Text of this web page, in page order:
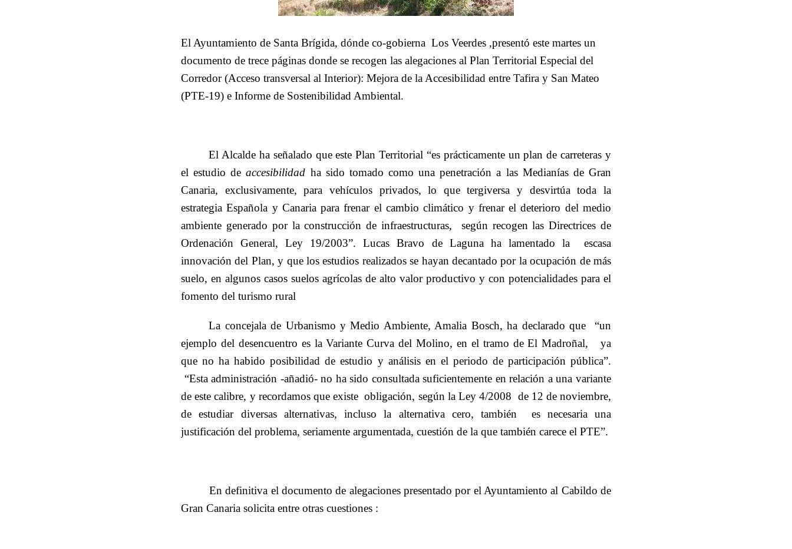
El Ayuntamiento de Santa Brígida, dónde co-gobierna Los Veerdes ,presentó este martes un
documento de trece páginas donde se recogen las alegaciones al Plan Territorial Especial del
Corredor (Acceso transversal al Interior): Mejora de la Accesibilidad entre Tafira y San Mateo
(PTE-19) e Informe de Sostenibilidad Ambiental.
El Alcalde ha señalado que este Plan Territorial “es prácticamente un plan de carreteras y
el estudio deaccesibilidad ha sido tomado como una penetración a las Medianías de Gran
Canaria, exclusivamente, para vehículos privados, lo que tergiversa y desvirtúa toda la
estrategia Española y Canaria para frenar el cambio climático y frenar el deterioro del medio
ambiente generado por la construcción de infraestructuras,
según recogen las Directrices de
Ordenación General, Ley 19/2003”. Lucas Bravo de Laguna ha lamentado la
escasa
innovación del Plan, y que los estudios realizados se hayan decantado por la ocupación de más
suelo, en algunos casos suelos agrícolas de alto valor productivo y con potencialidades para el
fomento del turismo rural
La concejala de Urbanismo y Medio Ambiente, Amalia Bosch, ha declarado que
“un
ejemplo del desencuentro es la Variante Curva del Molino, en el tramo de El Madroñal,
ya
que no ha habido posibilidad de estudio y análisis en el periodo de participación pública”.
“Esta administración -añadió- no ha sido consultada suficientemente en relación a una variante
de este calibre, y recordamos que existe obligación, según la Ley 4/2008 de 12 de noviembre,
de estudiar diversas alternativas, incluso la alternativa cero, también
es necesaria una
justificación del problema, seriamente argumentada, cuestión de la que también carece el PTE”.
En definitiva el documento de alegaciones presentado por el Ayuntamiento al Cabildo de
Gran Canaria solicita entre otras cuestiones :